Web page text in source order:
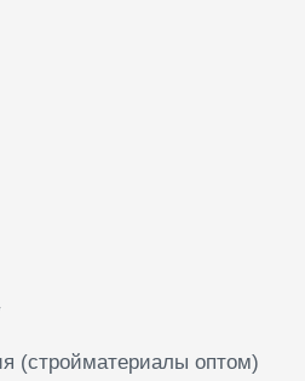
(стройматериалы оптом)